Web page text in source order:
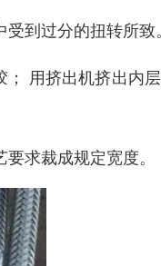
到过分的扭转所致。
用挤出机挤出内
求裁成规定宽度。